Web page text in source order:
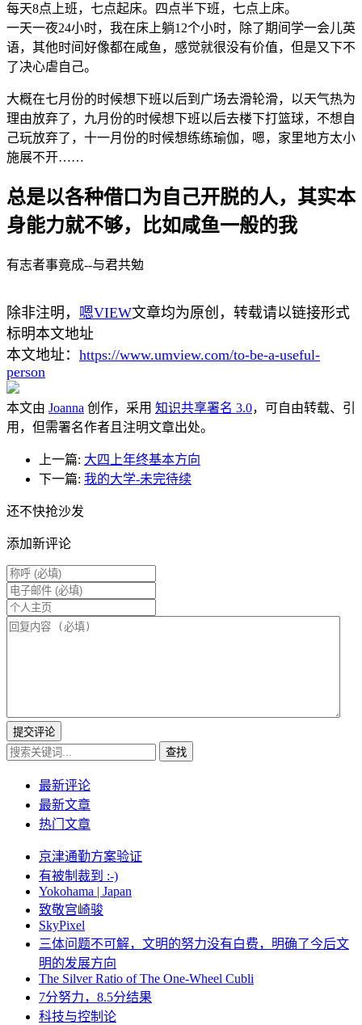
每天8点上班，七点起床。四点半下班，七点上床。
一天一夜24小时，我在床上躺12个小时，除了期间学一会儿英
语，其他时间好像都在咸鱼，感觉就很没有价值，但是又下不
了决心虐自己。
大概在七月份的时候想下班以后到广场去滑轮滑，以天气热为
理由放弃了，九月份的时候想下班以后去楼下打篮球，不想自
己玩放弃了，十一月份的时候想练练瑜伽，嗯，家里地方太小
施展不开……
总是以各种借口为自己开脱的人，其实本
身能力就不够，比如咸鱼一般的我
有志者事竟成--与君共勉
除非注明， 嗯VIEW文章均为原创，转载请以链接形式
标明本文地址
本文地址： https://www.umview.com/to-be-a-useful-
person
本文由 Joanna 创作，采用 知识共享署名 3.0，可自由转载、引
用，但需署名作者且注明文章出处。
上一篇: 大四上年终基本方向
下一篇: 我的大学-未完待续
还不快抢沙发
添加新评论
提交评论
查找
最新评论
最新文章
热门文章
京津通勤方案验证
有被制裁到 :-)
Yokohama | Japan
致敬宫崎骏
SkyPixel
三体问题不可解，文明的努力没有白费，明确了今后文
明的发展方向
The Silver Ratio of The One-Wheel Cubli
7分努力，8.5分结果
科技与控制论